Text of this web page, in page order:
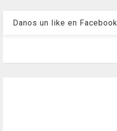
Danos un like en Facebook